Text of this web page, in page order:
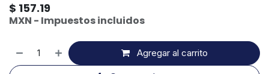
$ 157.19
MXN - Impuestos incluidos
Agregar al carrito